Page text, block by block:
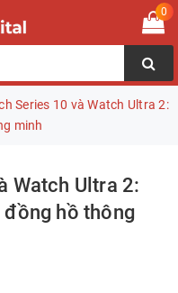
0
Series 10 và Watch Ultra 2:
minh
Watch Ultra 2:
hồ thông